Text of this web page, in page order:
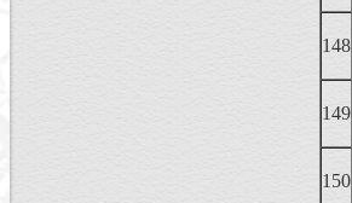
148
149
150